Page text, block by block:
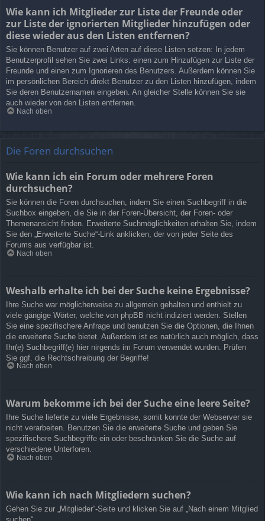
Wie kann ich Mitglieder zur Liste der Freunde oder
zur Liste der ignorierten Mitglieder hinzufügen oder
diese wieder aus den Listen entfernen?
Sie können Benutzer auf zwei Arten auf diese Listen setzen: In jedem
Benutzerprofil sehen Sie zwei Links: einen zum Hinzufügen zur Liste der
Freunde und einen zum Ignorieren des Benutzers. Außerdem können Sie
im persönlichen Bereich direkt Benutzer zu den Listen hinzufügen, indem
Sie deren Benutzernamen eingeben. An gleicher Stelle können Sie sie
auch wieder von den Listen entfernen.
Nach oben
Die Foren durchsuchen
Wie kann ich ein Forum oder mehrere Foren
durchsuchen?
Sie können die Foren durchsuchen, indem Sie einen Suchbegriff in die
Suchbox eingeben, die Sie in der Foren-Übersicht, der Foren- oder
Themenansicht finden. Erweiterte Suchmöglichkeiten erhalten Sie, indem
Sie den „Erweiterte Suche“-Link anklicken, der von jeder Seite des
Forums aus verfügbar ist.
Nach oben
Weshalb erhalte ich bei der Suche keine Ergebnisse?
Ihre Suche war möglicherweise zu allgemein gehalten und enthielt zu
viele gängige Wörter, welche von phpBB nicht indiziert werden. Stellen
Sie eine spezifischere Anfrage und benutzen Sie die Optionen, die Ihnen
die erweiterte Suche bietet. Außerdem ist es natürlich auch möglich, dass
Ihr(e) Suchbegriff(e) hier nirgends im Forum verwendet wurden. Prüfen
Sie ggf. die Rechtschreibung der Begriffe!
Nach oben
Warum bekomme ich bei der Suche eine leere Seite?
Ihre Suche lieferte zu viele Ergebnisse, somit konnte der Webserver sie
nicht verarbeiten. Benutzen Sie die erweiterte Suche und geben Sie
spezifischere Suchbegriffe ein oder beschränken Sie die Suche auf
verschiedene Unterforen.
Nach oben
Wie kann ich nach Mitgliedern suchen?
Gehen Sie zur „Mitglieder“-Seite und klicken Sie auf „Nach einem Mitglied